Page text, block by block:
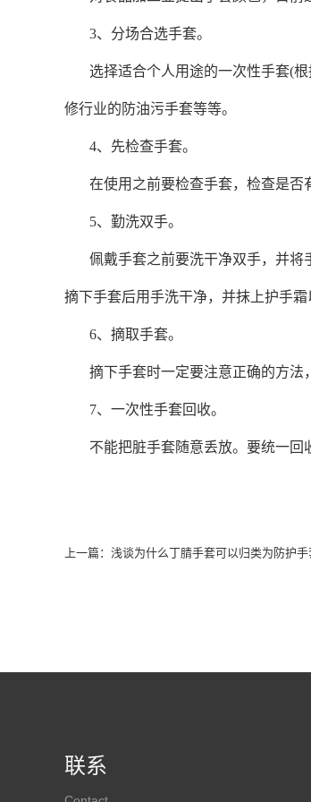
3、分场合选手套。
选择适合个人用途的一次性手套(
修行业的防油污手套等等。
4、先检查手套。
在使用之前要检查手套，检查是否
5、勤洗双手。
佩戴手套之前要洗干净双手，并将
摘下手套后用手洗干净，并抹上护手霜
6、摘取手套。
摘下手套时一定要注意正确的方法
7、一次性手套回收。
不能把脏手套随意丢放。要统一回
上一篇： 浅谈为什么丁腈手套可以归类为防护手
联系